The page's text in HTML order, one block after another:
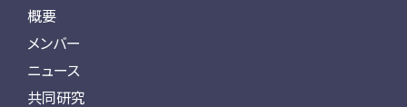
概要
メンバー
ニュース
共同研究